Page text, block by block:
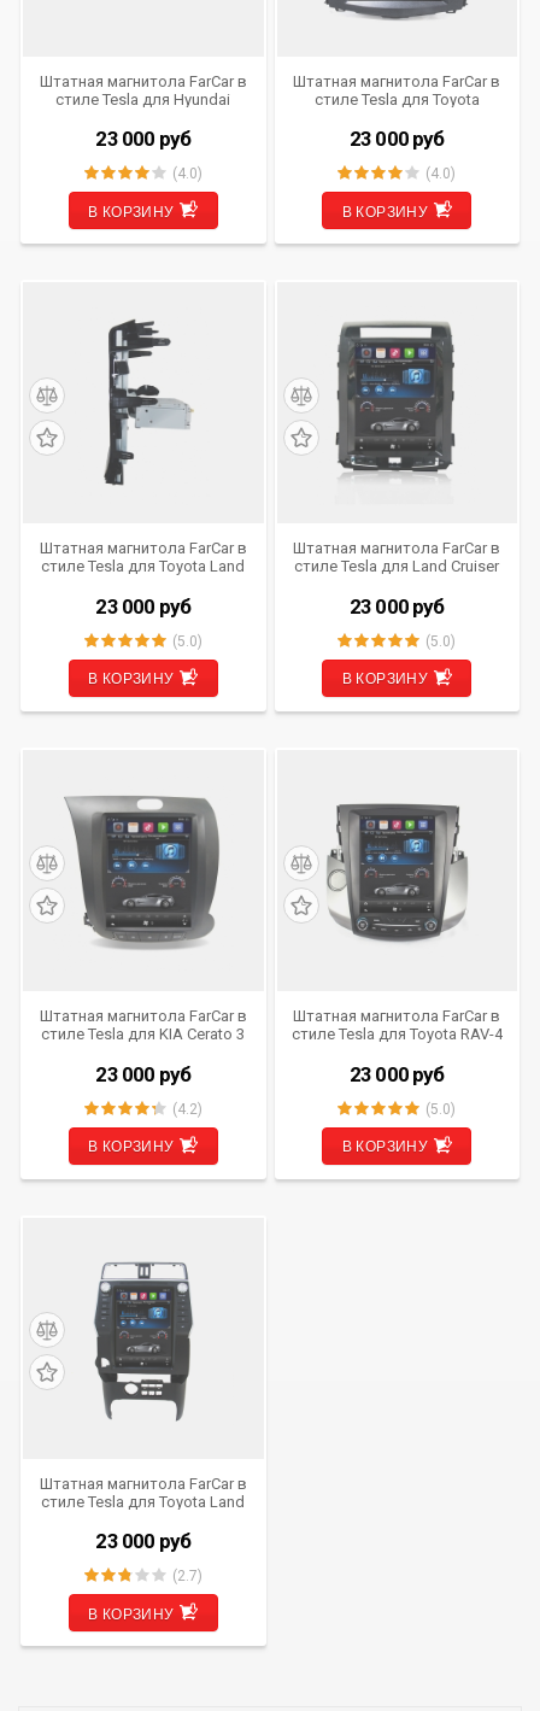
Штатная магнитола FarCar в
стиле Tesla для Hyundai
23 000 руб
(4.0)
В КОРЗИНУ
Штатная магнитола FarCar в
стиле Tesla для Toyota
(2006- 2013) (T063)
23 000 руб
(4.0)
В КОРЗИНУ
Штатная магнитола FarCar в
стиле Tesla для Toyota Land
(T567)
23 000 руб
(5.0)
В КОРЗИНУ
Штатная магнитола FarCar в
стиле Tesla для Land Cruiser
23 000 руб
(5.0)
В КОРЗИНУ
Штатная магнитола FarCar в
стиле Tesla для KIA Cerato 3
23 000 руб
(4.2)
В КОРЗИНУ
Штатная магнитола FarCar в
стиле Tesla для Toyota RAV-4
23 000 руб
(5.0)
В КОРЗИНУ
Штатная магнитола FarCar в
стиле Tesla для Toyota Land
23 000 руб
(2.7)
В КОРЗИНУ